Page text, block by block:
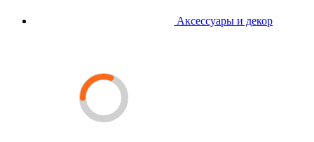
Аксессуары и декор